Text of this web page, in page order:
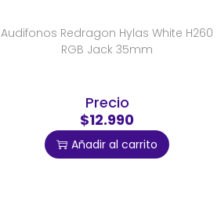
Audifonos Redragon Hylas White H260
RGB Jack 35mm
Precio
$12.990
Añadir al carrito